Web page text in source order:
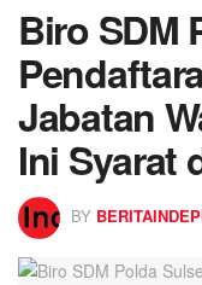
Biro SDM
Jabatan
Ini Syarat
BY